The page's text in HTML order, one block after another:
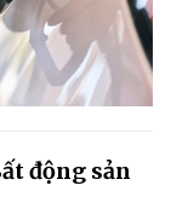
động sản